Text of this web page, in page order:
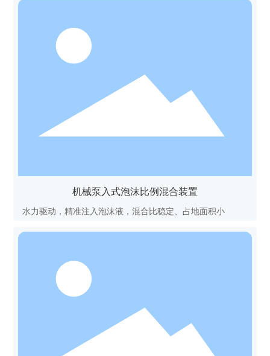
机械泵入式泡沫比例混合装置
水力驱动，精准注入泡沫液，混合比稳定、占地面积小